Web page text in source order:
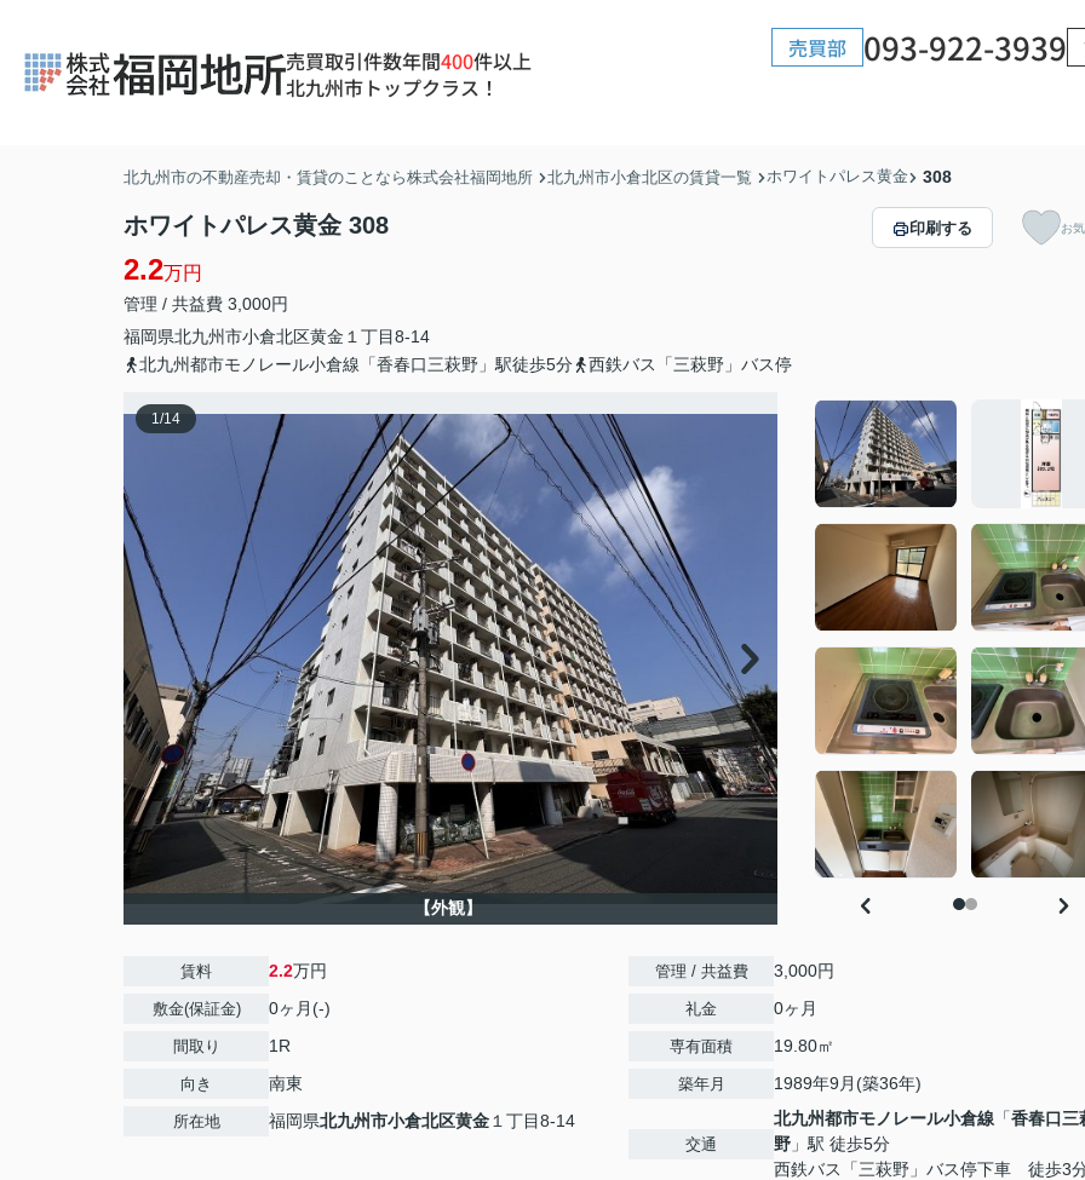
売買取引件数年間400件以上
北九州市トップクラス！
売買部 093-922-3939
北九州市の不動産売却・賃貸のことなら株式会社福岡地所 北九州市小倉北区の賃貸一覧 ホワイトパレス黄金 308
ホワイトパレス黄金 308
2.2万円
管理 / 共益費 3,000円
福岡県北九州市小倉北区黄金 １丁目8-14
北九州都市モノレール小倉線「香春口三萩野」駅徒歩5分
西鉄バス「三萩野」バス停
印刷する お
1/14
【外観】
賃料 2.2万円
敷金(保証金) 0ヶ月(-)
間取り 1R
向き 南東
所在地 福岡県北九州市小倉北区黄金 １丁目8-14
管理 / 共益費 3,000円
礼金 0ヶ月
専有面積 19.80㎡
築年月 1989年9月(築36年)
交通
北九州都市モノレール小倉線 「香春口三
野 」駅 徒歩5分
西鉄バス「三萩野」バス停下車 徒歩3